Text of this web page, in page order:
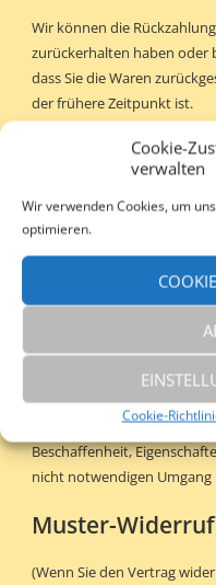
Cookie-
verwalten
Wir verwenden Cookies, um
optimieren.
Cookie-
Wir können die
zurückerhalten haben oder
dass Sie die Waren
der frühere Zeitpunkt ist.
Sie haben die Waren
binnen vierzehn Tagen ab
oder zu übergeben. Die
Sie tragen die
Sie müssen für einen
aufkommen, wenn dieser
Beschaffenheit,
nicht notwendigen
Muster-
(Wenn Sie den Vertrag